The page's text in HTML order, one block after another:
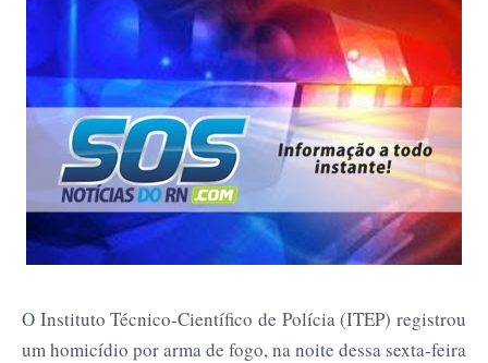
O Instituto Técnico-Científico de Polícia (ITEP) registrou
um homicídio por arma de fogo, na noite dessa sexta-feira